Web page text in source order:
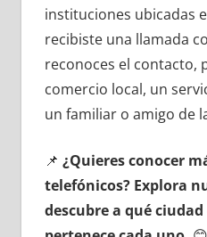
instituciones ubicadas
recibiste una llamada
reconoces el contacto,
comercio local, un
un familiar ο amigo dе
📌 ¿Quieres conocer
telefónicos? Explora
descubre а qué